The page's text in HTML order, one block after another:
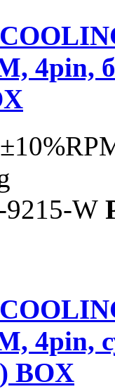
4pin,
W
4pin,
BOX